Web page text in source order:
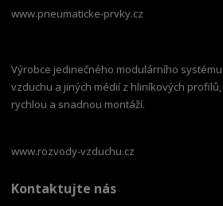
www.pneumaticke-prvky.cz
Výrobce jedinečného modulárního
vzduchu a jiných médií z hliníkových
rychlou a snadnou montáží.
www.rozvody-vzduchu.cz
Kontaktujte nás